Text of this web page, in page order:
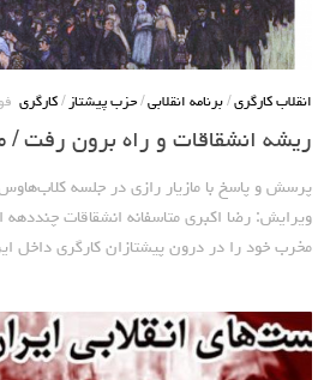
زنان
شبکه همبستگی کارگری
حاکمیت
ایران و غرب
اصول
انقلاب کارگری / برنامه انقلابی / حزب پیشتاز / کارگری
ریشه انشقاقات و راه برون رفت /
پرسش و پاسخ با مازیار رازی در جلسه
ویرایش: رضا اکبری متاسفانه انشقاقات چنددهه
مخرب خود را در درون پیشتازان کارگری داخل